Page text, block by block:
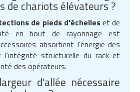
de chariots élévateurs ?
de pieds d'échelleset de
en bout de rayonnage est
absorbent l'énergie des
l'intégrité structurelle du rack et
des opérateurs.
d'allée nécessaire